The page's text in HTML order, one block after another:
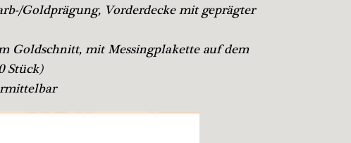
Goldprägung, Vorderdecke mit geprägter
Goldschnitt, mit Messingplakette auf dem
Stück)